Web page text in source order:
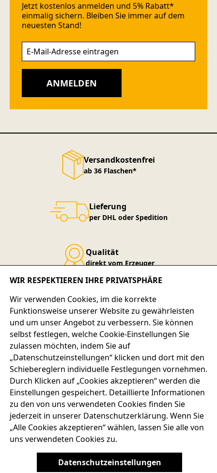
Jetzt kostenlos anmelden und 5% Rabatt*
einmalig sichern. Bleiben Sie immer auf dem
neuesten Stand!
ANMELDEN
Versandkostenfrei
ab 36 Flaschen*
Lieferung
per DHL oder Spedition
Qualität
direkt vom Erzeuger
Service-Telefon
+49 7667 900-124
SERVICE-HOTLINE
ADRESSE
RECHTLICHES
SERVICES
IMPRESSUM
WIDERRUFSRECHT
WIR RESPEKTIEREN IHRE PRIVATSPHÄRE
Wir verwenden Cookies, im die korrekte
Funktionsweise unserer Website zu gewährleisten
und um unser Angebot zu verbessern. Sie können
selbst festlegen, welche Cookie-Einstellungen Sie
zulassen möchten, indem Sie auf
„Datenschutzeinstellungen“ klicken und dort mit den
Schiebereglern individuelle Festlegungen vornehmen.
Durch Klicken auf „Cookies akzeptieren“ werden die
Einstellungen gespeichert. Detaillierte Informationen
zu den von uns verwendeten Cookies finden Sie
jederzeit in unserer Datenschutzerklärung. Wenn Sie
„Alle Cookies akzeptieren“ wählen, lassen Sie alle von
uns verwendeten Cookies zu.
Datenschutzeinstellungen